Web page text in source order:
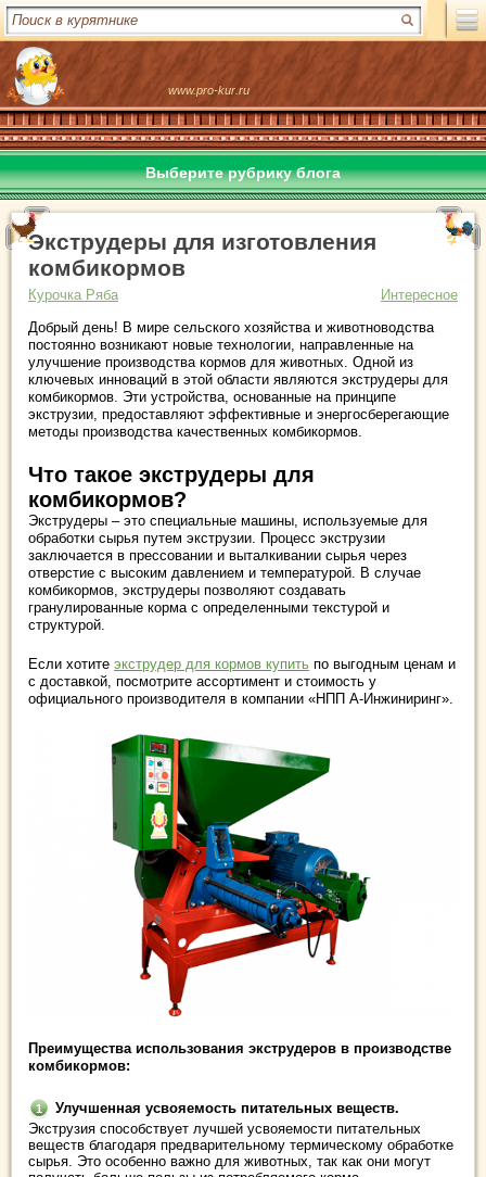
www.pro-kur.ru
Выберите рубрику блога
Экструдеры для изготовления
комбикормов
Курочка Ряба
Интересное
Добрый день! В мире сельского хозяйства и животноводства
постоянно возникают новые технологии, направленные на
улучшение производства кормов для животных. Одной из
ключевых инноваций в этой области являются экструдеры для
комбикормов. Эти устройства, основанные на принципе
экструзии, предоставляют эффективные и энергосберегающие
методы производства качественных комбикормов.
Что такое экструдеры для
комбикормов?
Экструдеры – это специальные машины, используемые для
обработки сырья путем экструзии. Процесс экструзии
заключается в прессовании и выталкивании сырья через
отверстие с высоким давлением и температурой. В случае
комбикормов, экструдеры позволяют создавать
гранулированные корма с определенными текстурой и
структурой.
Если хотите экструдер для кормов купить по выгодным ценам и
с доставкой, посмотрите ассортимент и стоимость у
официального производителя в компании «НПП А-Инжиниринг».
Преимущества использования экструдеров в производстве
комбикормов:
Улучшенная усвояемость питательных веществ.
Экструзия способствует лучшей усвояемости питательных
веществ благодаря предварительному термическому обработке
сырья. Это особенно важно для животных, так как они могут